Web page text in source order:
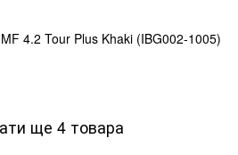
4.2 Tour Plus Khaki (IBG002-1005)
ще 4 товара